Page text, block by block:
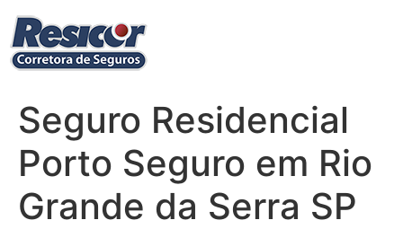
para
conteúdo
Seguro Residencial
Porto Seguro em Rio
Grande da Serra SP